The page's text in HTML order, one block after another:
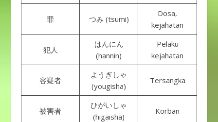
罪 つみ (tsumi)
Dosa,
kejahatan
犯人
はんにん
(hannin)
Pelaku
kejahatan
容疑者
ようぎしゃ
(yougisha)
Tersangka
被害者
ひがいしゃ
(higaisha)
Korban